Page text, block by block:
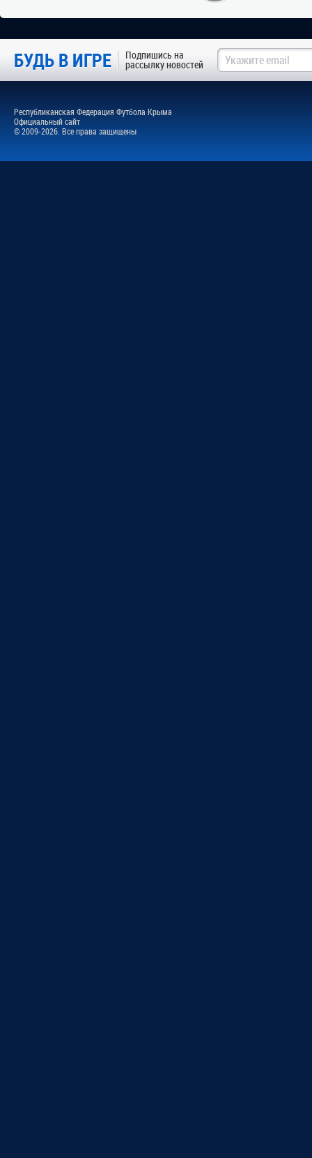
БУДЬ В ИГРЕ Подпишись на
рассылку новостей
Республиканская Федерация Футбола Крыма
Официальный сайт
© 2009-2026. Все права защищены